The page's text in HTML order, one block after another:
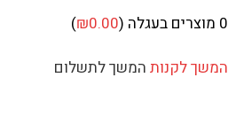
מוצרים בעגלה ( ₪0.00
)
לקנות המשך לתשלום